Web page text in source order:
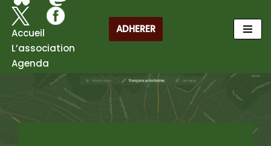
Accueil
L’association
Agenda
ADHERER